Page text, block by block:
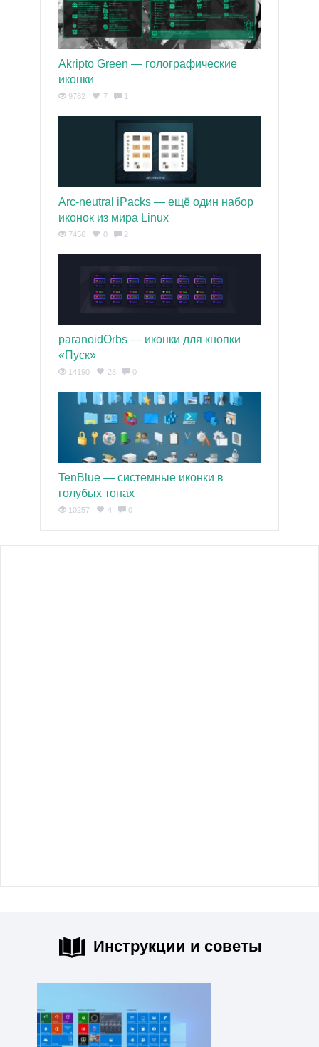
Akripto Green — голографические
иконки
9782 7 1
Arc-neutral iPacks — ещё один набор
иконок из мира Linux
7456 0 2
paranoidOrbs — иконки для кнопки
«Пуск»
14190 28 0
TenBlue — системные иконки в
голубых тонах
10257 4 0
Инструкции и советы